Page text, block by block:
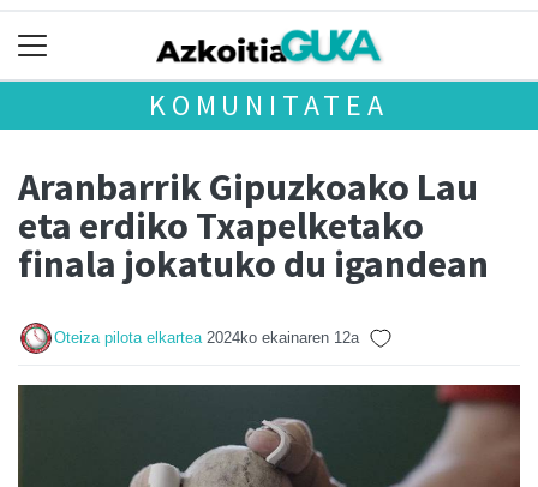
KOMUNITATEA
Aranbarrik Gipuzkoako Lau
eta erdiko Txapelketako
finala jokatuko du igandean
Oteiza pilota elkartea 2024ko ekainaren 12a